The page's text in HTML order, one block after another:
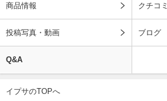
商品情報 クチコミ
投稿写真・動画 ブログ
Q&A
イプサのTOPへ